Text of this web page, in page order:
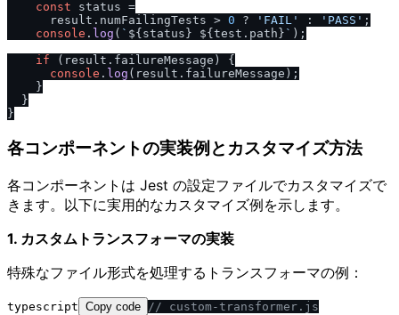
const status =
      result.
numFailingTests > 0 ? 'FAIL' : 'PASS' ;
console . log ( ` ${status} ${test.path} ` );
if (result. failureMessage ) {
console . log (result. failureMessage );
    }
  }
各コンポーネントの実装例とカスタマイズ方法
各コンポーネントは Jest の設定ファイルでカスタマイズで
きます。以下に実用的なカスタマイズ例を示します。
1. カスタムトランスフォーマの実装
特殊なファイル形式を処理するトランスフォーマの例：
typescript Copy code // custom-transformer.js